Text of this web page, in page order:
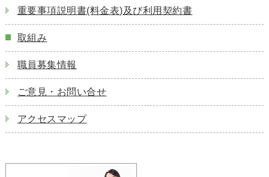
重要事項説明書(料金表)及び利用契約書
取組み
職員募集情報
ご意見・お問い合せ
アクセスマップ